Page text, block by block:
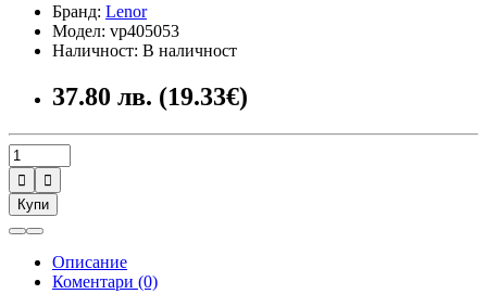
Бранд: Lenor
Модел: vp405053
Наличност: В наличност
37.80 лв. (19.33€)


Купи
Описание
Коментари (0)